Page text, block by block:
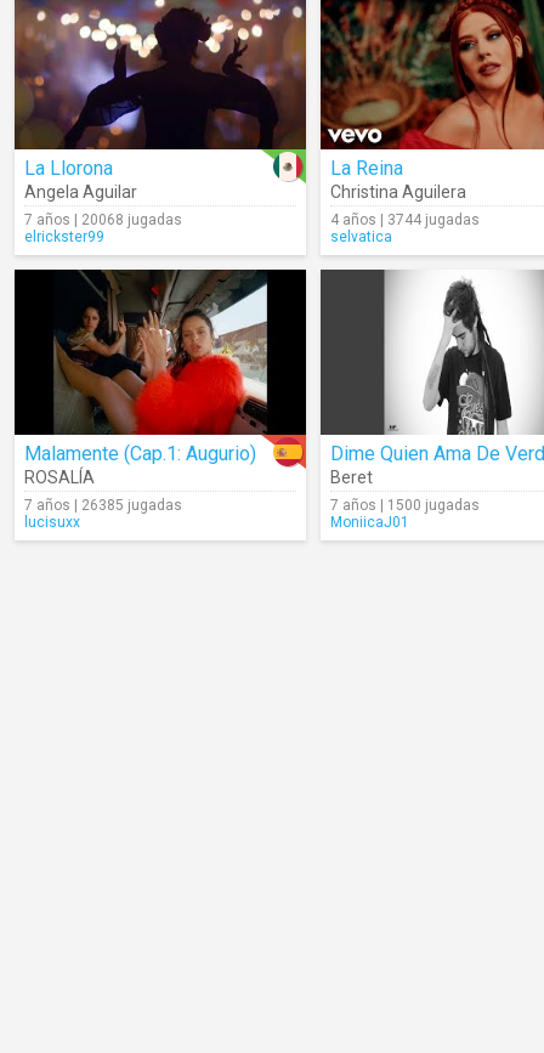
La Llorona
Angela Aguilar
7 años | 20068 jugadas
elrickster99
La Reina
Christina Aguilera
4 años | 3744 jugadas
selvatica
Malamente (Cap.1: Augurio)
ROSALÍA
7 años | 26385 jugadas
lucisuxx
Beret
7 años | 1500 jugadas
MoniicaJ01